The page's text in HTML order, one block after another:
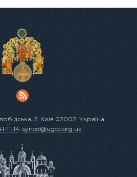
5, Київ 02002, Україна
11-14, synod@ugcc.org.ua